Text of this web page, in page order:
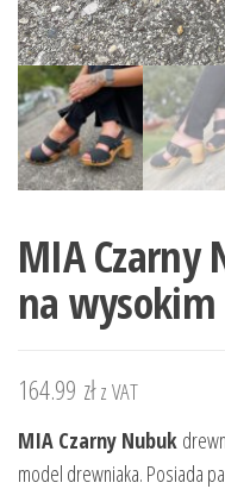
MIA
na wysokim
164.99 złz VAT
MIA Czarny Nubuk
model drewniaka. Posiada